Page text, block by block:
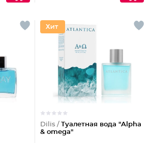
Dilis / Туалетная вода "Alpha
& omega"